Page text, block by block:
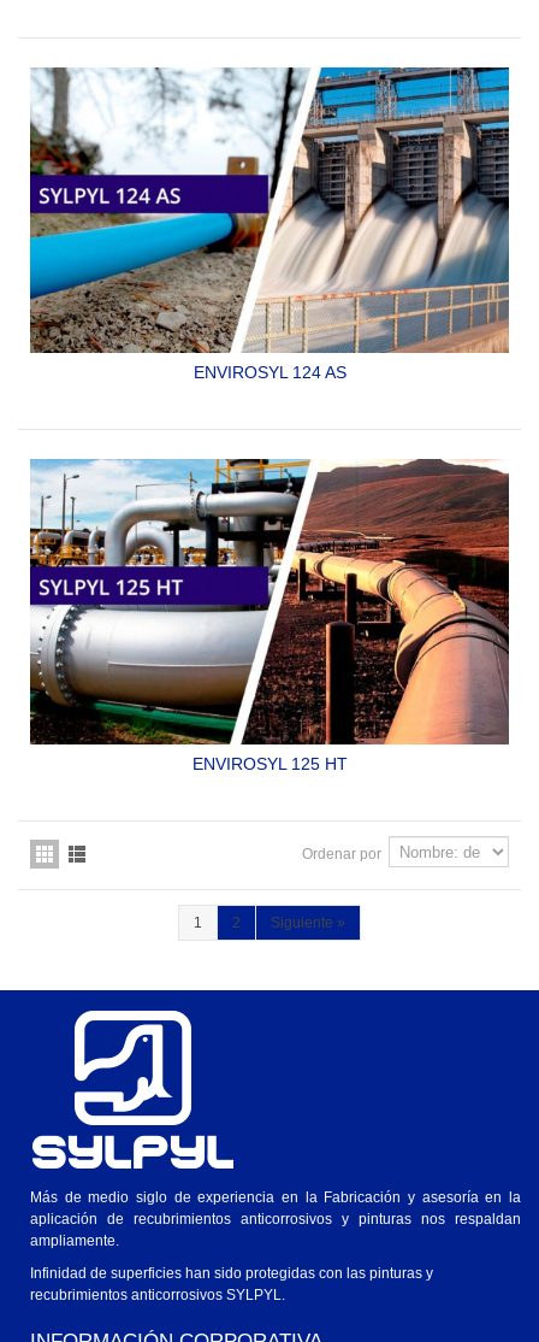
LISTADO BAJO NSF/ANSI STANDARD 61 DRINKING
WATER SYSTEM COMPONENTS-HEALTH EFFECTS
SYLPYL 122 AS GA
ENVIROSYL 124 AS
SYLPYL 124 AS
ENVIROSYL 125 HT
Ordenar por
1 2 Siguiente »
Más de medio siglo de experiencia en la Fabricación y asesoría en la
aplicación de recubrimientos anticorrosivos y pinturas nos respaldan
ampliamente.
Infinidad de superficies han sido protegidas con las pinturas y
recubrimientos anticorrosivos SYLPYL.